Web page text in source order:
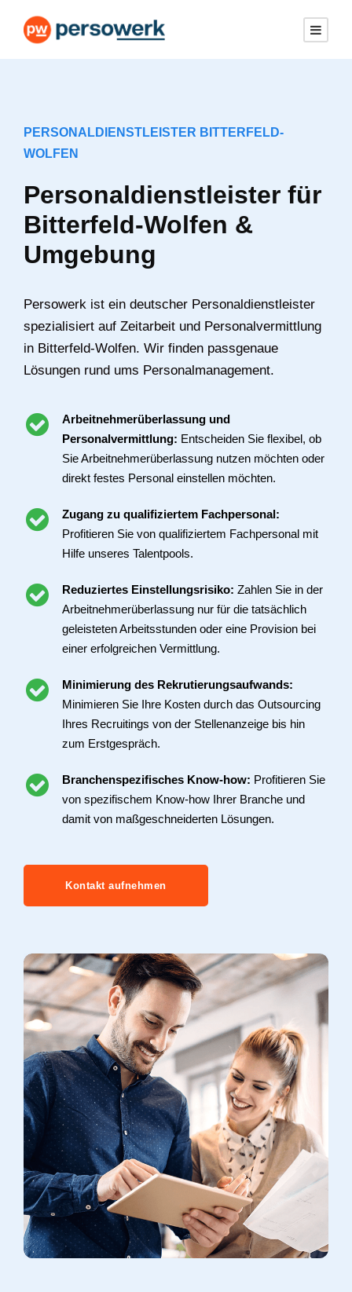
PERSONALDIENSTLEISTER BITTERFELD-
WOLFEN
Personaldienstleister für
Bitterfeld-Wolfen &
Umgebung
Persowerk ist ein deutscher Personaldienstleister
spezialisiert auf Zeitarbeit und Personalvermittlung
in Bitterfeld-Wolfen. Wir finden passgenaue
Lösungen rund ums Personalmanagement.
Arbeitnehmerüberlassung und
Personalvermittlung: Entscheiden Sie flexibel, ob
Sie Arbeitnehmerüberlassung nutzen möchten oder
direkt festes Personal einstellen möchten.
Zugang zu qualifiziertem Fachpersonal:
Profitieren Sie von qualifiziertem Fachpersonal mit
Hilfe unseres Talentpools.
Reduziertes Einstellungsrisiko: Zahlen Sie in der
Arbeitnehmerüberlassung nur für die tatsächlich
geleisteten Arbeitsstunden oder eine Provision bei
einer erfolgreichen Vermittlung.
Minimierung des Rekrutierungsaufwands:
Minimieren Sie Ihre Kosten durch das Outsourcing
Ihres Recruitings von der Stellenanzeige bis hin
zum Erstgespräch.
Branchenspezifisches Know-how: Profitieren Sie
von spezifischem Know-how Ihrer Branche und
damit von maßgeschneiderten Lösungen.
Kontakt aufnehmen